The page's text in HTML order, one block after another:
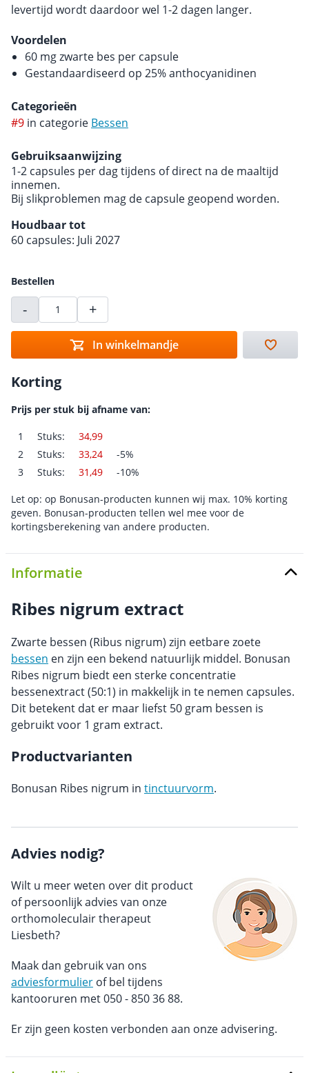
levertijd wordt daardoor wel 1-2 dagen langer.
Voordelen
60 mg zwarte bes per capsule
Gestandaardiseerd op 25% anthocyanidinen
Categorieën
#9 in categorie Bessen
Gebruiksaanwijzing
1-2 capsules per dag tijdens of direct na de maaltijd
innemen.
Bij slikproblemen mag de capsule geopend worden.
Houdbaar tot
60 capsules: Juli 2027
Bestellen
- +
In winkelmandje
Korting
Prijs per stuk bij afname van:
1 Stuks:
34,99
2
Stuks: 33,24
-5%
3
Stuks: 31,49 -10%
Let op: op Bonusan-producten kunnen wij max. 10% korting
geven. Bonusan-producten tellen wel mee voor de
kortingsberekening van andere producten.
Informatie
Ribes nigrum extract
Zwarte bessen (Ribus nigrum) zijn eetbare zoete
bessen en zijn een bekend natuurlijk middel. Bonusan
Ribes nigrum biedt een sterke concentratie
bessenextract (50:1) in makkelijk in te nemen capsules.
Dit betekent dat er maar liefst 50 gram bessen is
gebruikt voor 1 gram extract.
Productvarianten
Bonusan Ribes nigrum in tinctuurvorm.
Advies nodig?
Wilt u meer weten over dit product
of persoonlijk advies van onze
orthomoleculair therapeut
Liesbeth?
Maak dan gebruik van ons
adviesformulier of bel tijdens
kantooruren met 050 - 850 36 88.
Er zijn geen kosten verbonden aan onze advisering.